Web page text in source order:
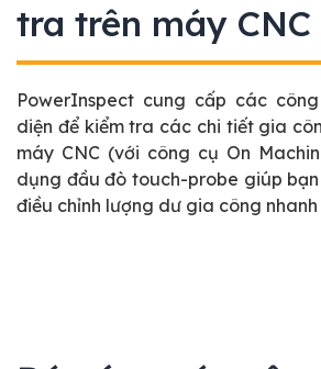
tra trên máy CNC
PowerInspect cung cấp các
diện để kiểm tra các chi tiết gia
máy CNC (với công cụ On
dụng đầu đò touch-probe giúp
điều chỉnh lượng dư gia công nhanh